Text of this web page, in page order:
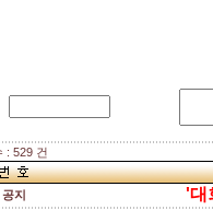
: 529 건
공지 '대